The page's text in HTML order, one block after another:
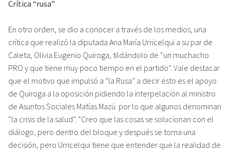
Crítica “rusa”
En otro orden, se dio a conocer a través de los medios, una
crítica que realizó la diputada Ana María Urricelqui a su par de
Caleta, Olivia Eugenio Quiroga, tildándolo de “un muchacho
PRO y que tiene muy poco tiempo en el partido”. Vale destacar
que el motivo que impulsó a “la Rusa” a decir esto es el apoyo
de Quiroga a la oposición pidiendo la interpelación al ministro
de Asuntos Sociales Matías Mazú por lo que algunos denominan
“la crisis de la salud”. “Creo que las cosas se solucionan con el
diálogo, pero dentro del bloque y después se toma una
decisión, pero Urricelqui tiene que entender que la realidad de